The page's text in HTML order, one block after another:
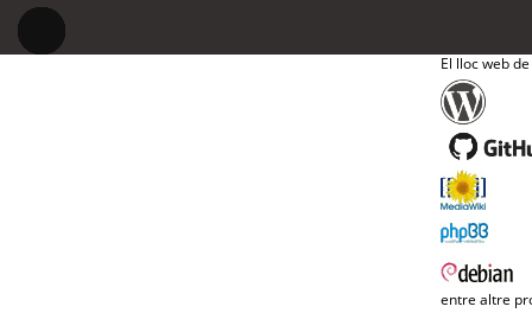
El lloc web
entre altre